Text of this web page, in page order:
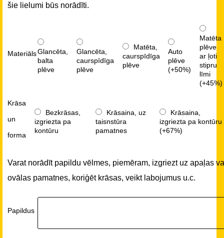
šie lielumi būs norādīti.
MateriālsGlancēta,
balta
plēve
Glancēta,
caurspīdīga
plēve
Matēta,
caurspīdīga
plēve
Auto
plēve
(+50%)
Matēta
plēve
ar ļoti
stipru
līmi
(+45%)
Krāsa
un
forma
Bezkrāsas,
izgriezta pa
kontūru
Krāsaina, uz
taisnstūra
pamatnes
Krāsaina,
izgriezta pa kontūru
(+67%)
Varat norādīt papildu vēlmes, piemēram, izgriezt uz apaļas
ovālas pamatnes, koriģēt krāsas, veikt labojumus u.c.
Papildus